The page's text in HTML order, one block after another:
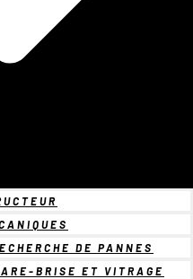
DE PANNES
BRISE ET VITRAGE